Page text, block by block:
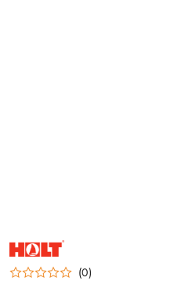
NAZWA
PRODUCENTA:
HOLT (0)